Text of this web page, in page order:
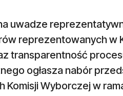
uwadze
reprezentowanych w
transparentność
ogłasza nabór
Komisji Wyborczej w